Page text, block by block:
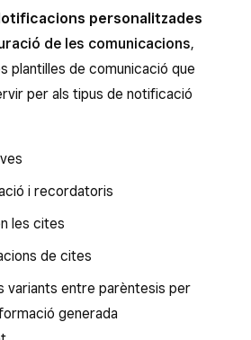
personalitzades
de les comunicacions,
plantilles de comunicació que
per als tipus de notificació
i recordatoris
les cites
de cites
variants entre parèntesis per
generada